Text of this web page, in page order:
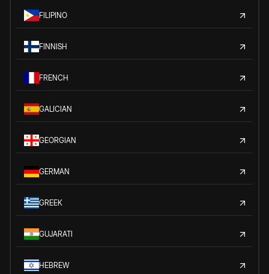
FILIPINO
FINNISH
FRENCH
GALICIAN
GEORGIAN
GERMAN
GREEK
GUJARATI
HEBREW